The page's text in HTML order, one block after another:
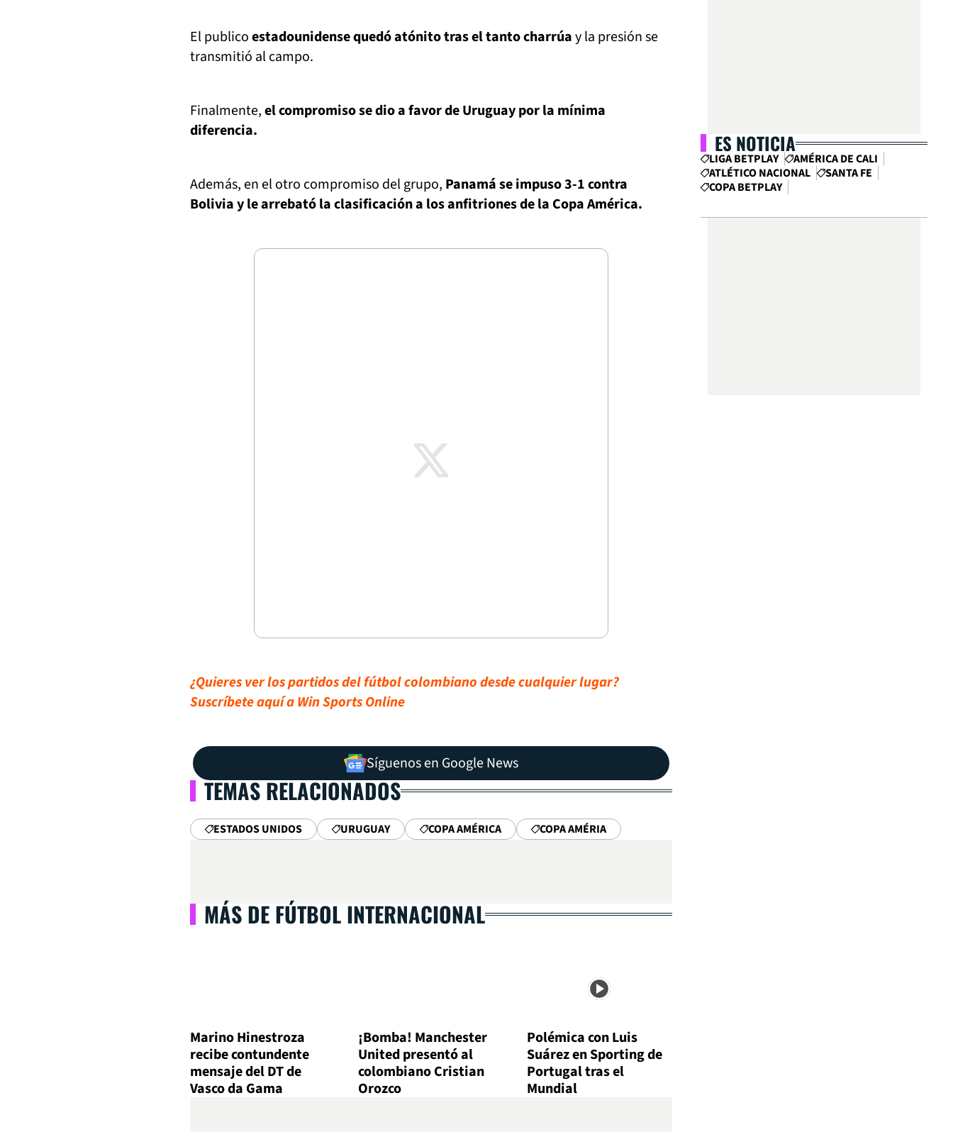
El publicoestadounidense quedó atónito tras el tanto charrúay la presión se
transmitió al campo.
Finalmente,el compromiso se dio a favor de Uruguay por la mínima
diferencia.
Además, en el otro compromiso del grupo, Panamá se impuso 3-1 contra
Bolivia y le arrebató la clasificación a los anfitriones de la Copa América.
¿Quieres ver los partidos del fútbol colombiano desde cualquier lugar?
Suscríbete aquí a Win Sports Online
Síguenos en Google News
TEMAS RELACIONADOS
ESTADOS UNIDOS URUGUAY COPA AMÉRICA COPA AMÉRIA
MÁS DE FÚTBOL INTERNACIONAL
Marino Hinestroza
recibe contundente
mensaje del DT de
Vasco da Gama
¡Bomba! Manchester
United presentó al
colombiano Cristian
Orozco
Polémica con Luis
Suárez en Sporting de
Portugal tras el
Mundial
ES NOTICIA
LIGA BETPLAY
AMÉRICA DE CALI
ATLÉTICO NACIONAL
SANTA FE
COPA BETPLAY